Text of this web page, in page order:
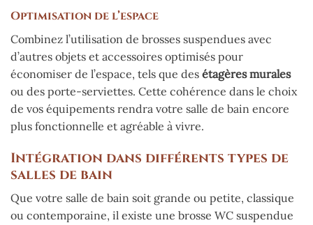
Optimisation de l’espace
Combinez l’utilisation de brosses suspendues avec
d’autres objets et accessoires optimisés pour
économiser de l’espace, tels que des étagères murales
ou des porte-serviettes. Cette cohérence dans le choix
de vos équipements rendra votre salle de bain encore
plus fonctionnelle et agréable à vivre.
Intégration dans différents types de
salles de bain
Que votre salle de bain soit grande ou petite, classique
ou contemporaine, il existe une brosse WC suspendue